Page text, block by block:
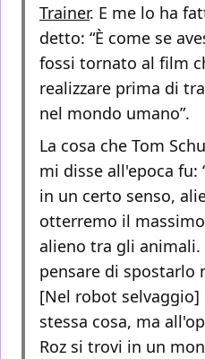
Trainer. E me lo ha
detto: “È come se
fossi tornato al film
realizzare prima di
nel mondo umano”.
La cosa che Tom
mi disse all'epoca fu:
in un certo senso,
otterremo il
alieno tra gli
pensare di spostarlo
[Nel robot
stessa cosa, ma
Roz si trovi in un